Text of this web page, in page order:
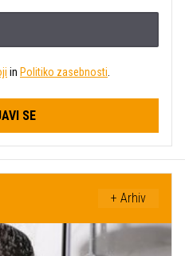
in Politiko zasebnosti.
SE
+ Arhiv